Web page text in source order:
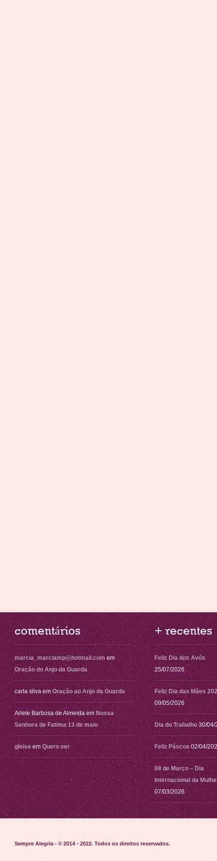
comentários
marcia_marciamp@hotmail.com em
Oração do Anjo da Guarda
carla silva em Oração ao Anjo da Guarda
Arlete Barbosa de Almeida em Nossa
Senhora de Fatima 13 de maio
gleise em Quero ser
+ recentes
Feliz Dia dos Avós
25/07/2026
Feliz Dia das Mães
09/05/2026
Dia do Trabalho 30/04/
Feliz Páscoa 02/04/
08 de Março – Dia
Internacional da
07/03/2026
Sempre Alegria - © 2014 - 2022. Todos os direitos reservados.